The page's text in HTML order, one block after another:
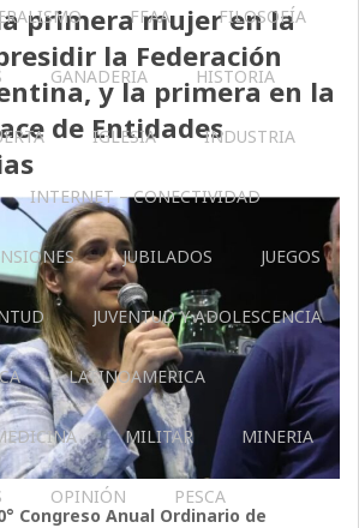
FFAA FILOSOFÍA
GANADERIA HISTORIA
IGLESIA INDUSTRIA
INTERNET – CONECTIVIDAD
JUBILADOS JUEGOS
JUVENTUD Y ADOLESCENCIA
LATINOAMERICA
MILITAR MINERIA
OPINIÓN PESCA
primera mujer en la
la Federación
y la primera en la
de Entidades
Congreso Anual Ordinario de